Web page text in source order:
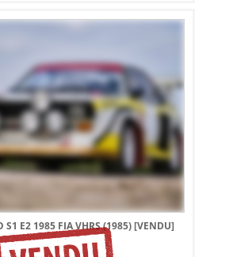
S1 E2 1985 FIA VHRS (1985)[VENDU]